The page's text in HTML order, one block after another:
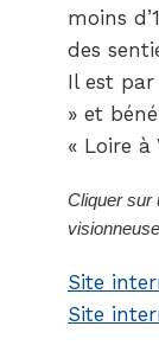
moins
des
Il est par
» et
« Loire à
Cliquer sur
visionneuse
Site
Site